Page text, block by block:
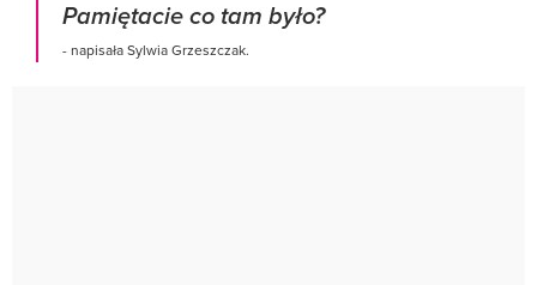
Pamiętacie co tam było?
- napisała Sylwia Grzeszczak.